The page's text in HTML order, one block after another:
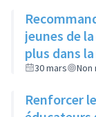
jeunes de
plus dans
30 mars Non
Renforcer